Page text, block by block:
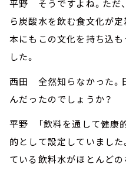
平野 そうですよね。ただ
ら炭酸水を飲む食文化が
本にもこの文化を持ち込
した。
西田 全然知らなかった。
んだったのでしょうか？
平野 「飲料を通して健康
的として設定していまし
ている飲料水がほとんどの